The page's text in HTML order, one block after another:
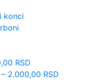
konci
RSD
2.000,00 RSD